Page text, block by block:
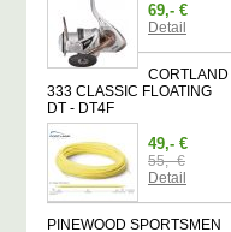
69,- €
Detail
CORTLAND
333 CLASSIC FLOATING
DT - DT4F
49,- €
55,- €
Detail
PINEWOOD SPORTSMEN